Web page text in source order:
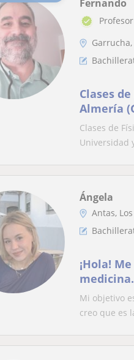
Fernando
Clases
Almería
Clases de
Universidad
Ángela
Antas,
¡Hola!
podría
ESO y
Mi objetivo
creo que es